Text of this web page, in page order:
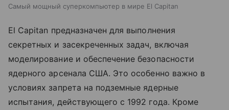
Самый мощный суперкомпьютер в мире El Capitan
El Capitan предназначен для выполнения
секретных и засекреченных задач, включая
моделирование и обеспечение безопасности
ядерного арсенала США. Это особенно важно в
условиях запрета на подземные ядерные
испытания, действующего с 1992 года. Кроме